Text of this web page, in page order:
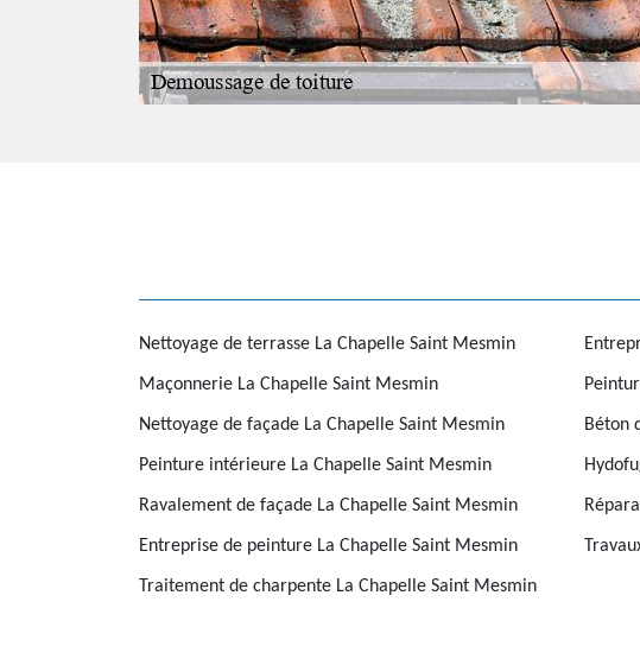
Nettoyage de terrasse La Chapelle Saint Mesmin
Maçonnerie La Chapelle Saint Mesmin
Nettoyage de façade La Chapelle Saint Mesmin
Peinture intérieure La Chapelle Saint Mesmin
Ravalement de façade La Chapelle Saint Mesmin
Entreprise de peinture La Chapelle Saint Mesmin
Traitement de charpente La Chapelle Saint Mesmin
Béton